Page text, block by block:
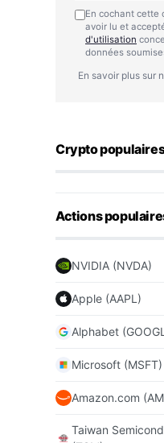
En cochant cette
avoir lu et
d'utilisation
données
En savoir plus sur
Crypto
Actions
NVIDIA (NVDA)
Apple (AAPL)
Alphabet
Microsoft (MSFT)
Amazon.com
Taiwan